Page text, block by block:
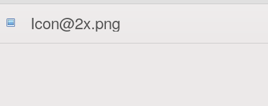
Icon@2x.png